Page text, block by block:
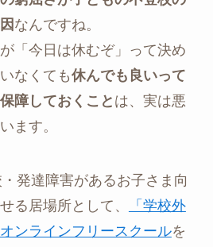
なんですね。
「今日は休むぞ」って決め
なくても休んでも良いって
障しておくことは、実は悪
ます。
発達障害があるお子さま向
る居場所として、
「学校外
ンラインフリースクールを